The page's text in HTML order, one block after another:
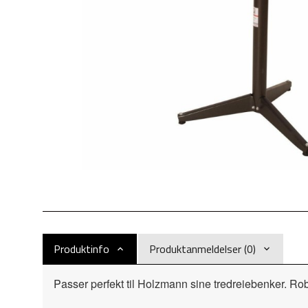
Produktinfo Produktanmeldelser (0)
Passer perfekt til Holzmann sine tredreiebenker.